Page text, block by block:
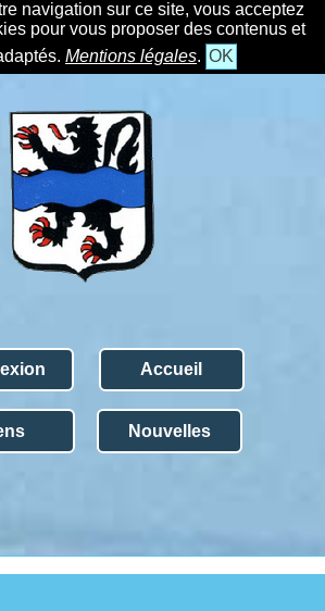
navigation sur ce site, vous acceptez
pour vous proposer des contenus et
Mentions légales. OK
Accueil
Nouvelles